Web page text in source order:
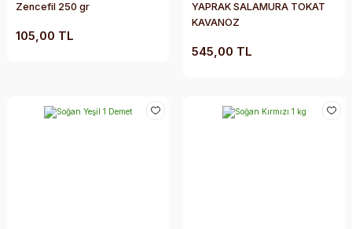
Zencefil 250 gr
105,00 TL
YAPRAK SALAMURA TOKAT
KAVANOZ
545,00 TL